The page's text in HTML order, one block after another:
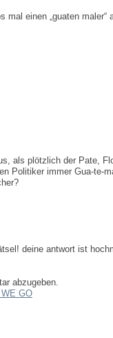
mal einen „guaten
als plötzlich der Pate,
Politiker immer Gua-te-
deine antwort ist
abzugeben.
GO